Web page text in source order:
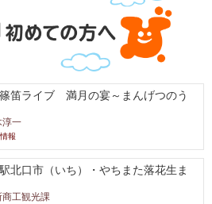
笛ライブ 満月の宴～まんげつのう
淳一
報
北口市（いち）・やちまた落花生ま
商工観光課